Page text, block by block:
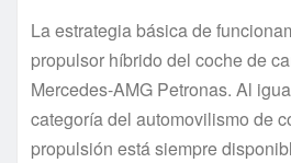
La estrategia básica de
propulsor híbrido del coche de
Mercedes-AMG Petronas. Al
categoría del automovilismo de
propulsión está siempre